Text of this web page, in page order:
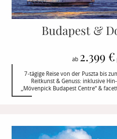
Budapest &
ab 2.399 €
7-tägige Reise von der Puszta bis
Reitkunst & Genuss: inklusive
„Mövenpick Budapest Centre“ &